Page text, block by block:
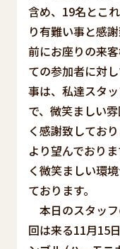
含め、19名とこ
り有難い事と感
前にお座りの来
ての参加者に対
事は、私達スタ
で、微笑ましい
く感謝致してお
より望んでおり
く微笑ましい環
ております。
本日のスタッ
回は来る11月15